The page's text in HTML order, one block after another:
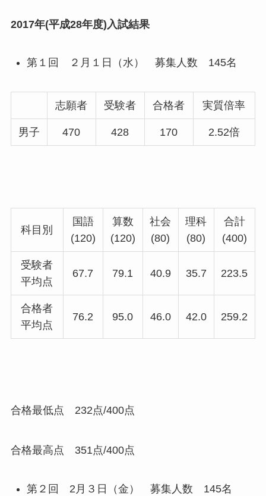
2017年(平成28年度)入試結果
第１回 ２月１日（水） 募集人数 145名
志願者 受験者 合格者 実質倍率
男子 470 428 170 2.52倍
科目別
国語
(120)
算数
(120)
社会
(80)
理科
(80)
合計
(400)
受験者
平均点
67.7 79.1 40.9 35.7 223.5
合格者
平均点
76.2 95.0 46.0 42.0 259.2
合格最低点 232点/400点
合格最高点 351点/400点
第２回 2月３日（金） 募集人数 145名